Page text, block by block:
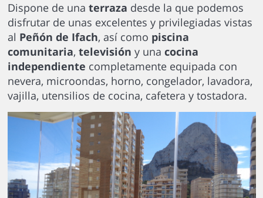
Dispone de una terraza desde la que podemos
disfrutar de unas excelentes y privilegiadas vistas
al Peñón de Ifach, así como piscina
comunitaria, televisión y una cocina
independiente completamente equipada con
nevera, microondas, horno, congelador, lavadora,
vajilla, utensilios de cocina, cafetera y tostadora.